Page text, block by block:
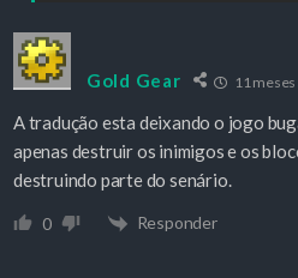
Gold Gear 11 meses
A tradução esta deixando o jogo
apenas destruir os inimigos e os
destruindo parte do senário.
0 Responder